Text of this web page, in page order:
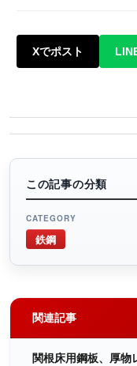
Xでポスト
この記事の分類
CATEGORY
鉄鋼
関連記事
関根床用鋼板、厚物